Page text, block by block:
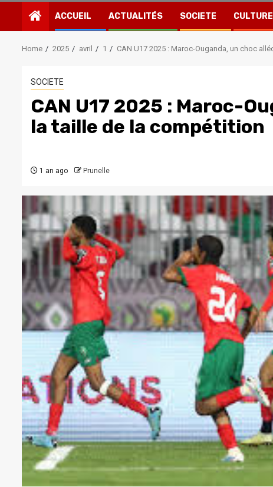
ACCUEIL ACTUALITÉS SOCIETE CULTURE
Home 2025 avril 1 CAN U17 2025 : Maroc-Ouganda, un choc
SOCIETE
CAN U17 2025 : Maroc-
la taille de la compétition
1 an ago Prunelle